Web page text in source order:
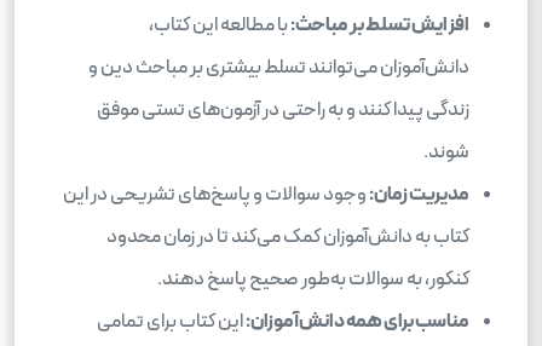
افزایش تسلط بر مباحث:با مطالعه این کتاب،
دانش‌آموزان می‌توانند تسلط بیشتری بر مباحث دین و
زندگی پیدا کنند و به راحتی در آزمون‌های تستی موفق
شوند.
مدیریت زمان:وجود سوالات و پاسخ‌های تشریحی در این
کتاب به دانش‌آموزان کمک می‌کند تا در زمان محدود
کنکور، به سوالات به‌طور صحیح پاسخ دهند.
مناسب برای همه دانش‌آموزان:این کتاب برای تمامی